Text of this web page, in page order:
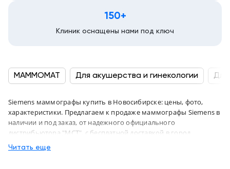
150+
Клиник оснащены нами под ключ
MAMMOMAT Для акушерства и гинекологии Для
Siemens маммографы купить в Новосибирске: цены, фото,
характеристики. Предлагаем к продаже маммографы Siemens в
наличии и под заказ, от надежного официального
дистрибьютора "МСТ", с бесплатной доставкой в город
Новосибирск и по всей России
Читать еще